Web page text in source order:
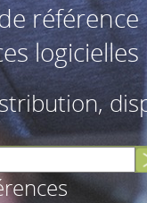
référence
logicielles